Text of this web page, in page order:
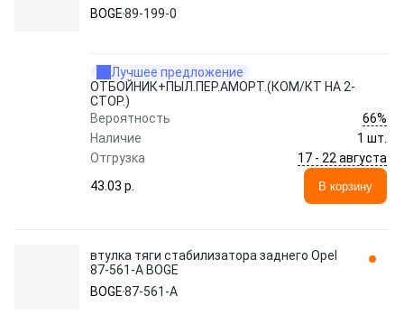
BOGE89-199-0
Лучшее предложение
ОТБОЙНИК+ПЫЛ.ПЕР.АМОРТ.(КОМ/КТ НА 2-
СТОР.)
Вероятность
66%
Наличие
1 шт.
Отгрузка
17 - 22 августа
43.03 p.
В корзину
втулка тяги стабилизатора заднего Opel
87-561-A BOGE
BOGE87-561-A